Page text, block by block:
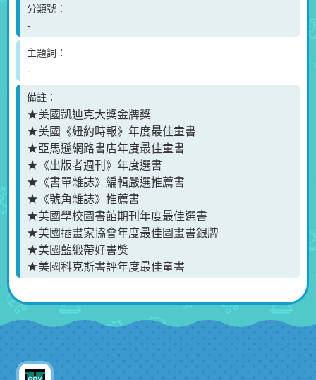
分類號
-
主題詞
-
備註
★美國凱迪克大獎金牌獎
★美國《紐約時報》年度最佳童書
★亞馬遜網路書店年度最佳童書
★《出版者週刊》年度選書
★《書單雜誌》編輯嚴選推薦書
★《號角雜誌》推薦書
★美國學校圖書館期刊年度最佳選書
★美國插畫家協會年度最佳圖畫書銀牌
★美國藍緞帶好書獎
★美國科克斯書評年度最佳童書